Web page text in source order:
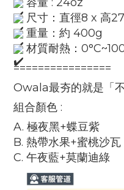
尺寸：直徑8 x 高
重量：約 400g
材質耐熱：
================
Owala最夯的就是「
組合顏色 :
A. 極夜黑+蝶豆紫
B. 熱帶水果+蜜桃沙瓦
C. 午夜藍+莫蘭迪綠